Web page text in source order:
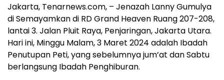
Jakarta, Tenarnews.com, – Jenazah Lanny Gumulya
di Semayamkan di RD Grand Heaven Ruang 207-208,
lantai 3. Jalan Pluit Raya, Penjaringan, Jakarta Utara.
Hari ini, Minggu Malam, 3 Maret 2024 adalah Ibadah
Penutupan Peti, yang sebelumnya jum’at dan Sabtu
berlangsung Ibadah Penghiburan.